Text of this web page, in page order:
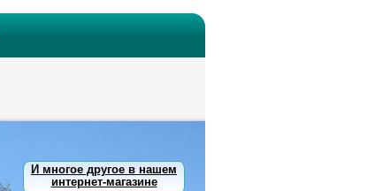
И многое другое в нашем
интернет-магазине